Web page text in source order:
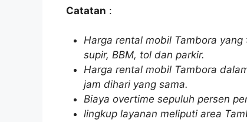
Catatan :
Harga rental mobil Tambora
supir, BBM, tol dan parkir.
Harga rental mobil Tambora
jam dihari yang sama.
Biaya overtime sepuluh persen
lingkup layanan meliputi area